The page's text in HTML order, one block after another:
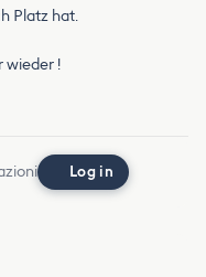
Platz hat.
wieder !
Log in